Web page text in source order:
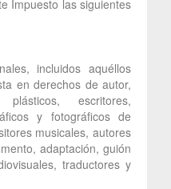
Impuesto las siguientes
incluidos aquéllos
en derechos de autor,
escritores,
y fotográficos de
musicales, autores
adaptación, guión
traductores y